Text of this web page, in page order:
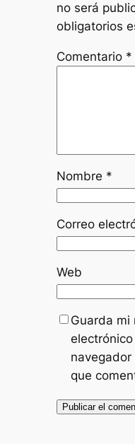
no será
obligatorios
Comentario *
Nombre *
Correo
Web
Guarda mi
que